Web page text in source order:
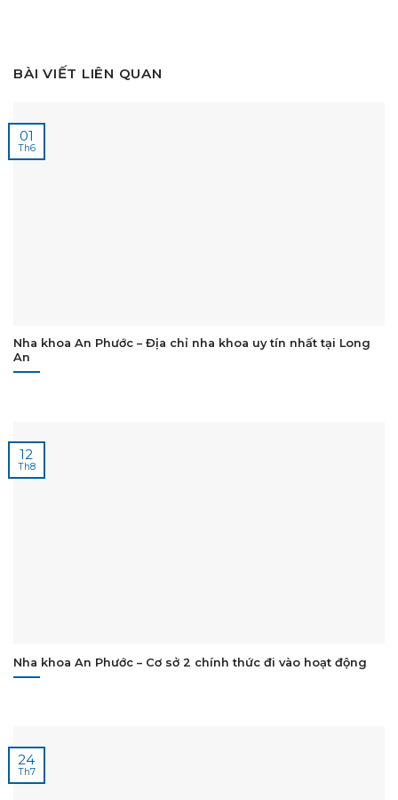
BÀI VIẾT LIÊN QUAN
Nha khoa An Phước – Địa chỉ nha khoa uy tín nhất tại Long
An
01
Th6
Nha khoa An Phước – Cơ sở 2 chính thức đi vào hoạt động
12
Th8
24
Th7